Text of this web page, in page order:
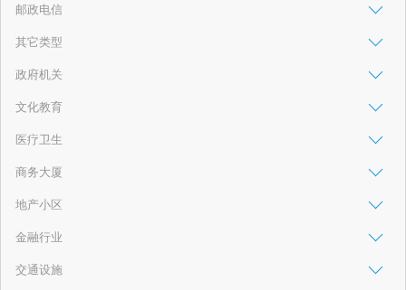
邮政电信
其它类型
政府机关
文化教育
医疗卫生
商务大厦
地产小区
金融行业
交通设施